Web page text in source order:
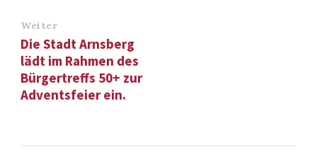
Weiter
Die Stadt Arnsberg
lädt im Rahmen des
Bürgertreffs 50+ zur
Adventsfeier ein.